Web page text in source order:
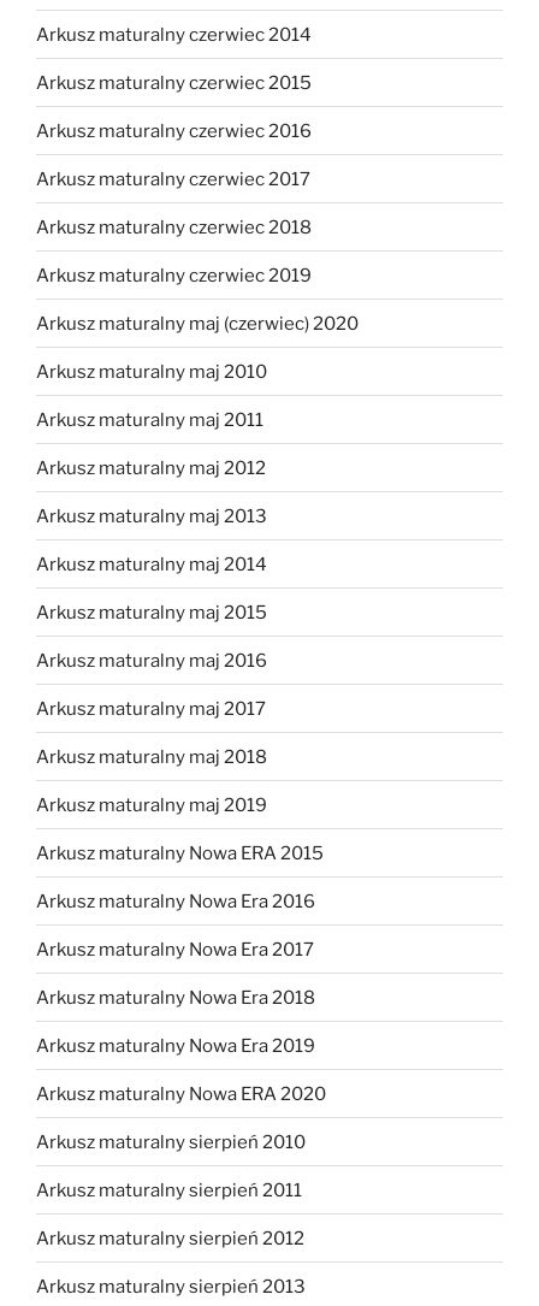
Arkusz maturalny czerwiec 2014
Arkusz maturalny czerwiec 2015
Arkusz maturalny czerwiec 2016
Arkusz maturalny czerwiec 2017
Arkusz maturalny czerwiec 2018
Arkusz maturalny czerwiec 2019
Arkusz maturalny maj (czerwiec) 2020
Arkusz maturalny maj 2010
Arkusz maturalny maj 2011
Arkusz maturalny maj 2012
Arkusz maturalny maj 2013
Arkusz maturalny maj 2014
Arkusz maturalny maj 2015
Arkusz maturalny maj 2016
Arkusz maturalny maj 2017
Arkusz maturalny maj 2018
Arkusz maturalny maj 2019
Arkusz maturalny Nowa ERA 2015
Arkusz maturalny Nowa Era 2016
Arkusz maturalny Nowa Era 2017
Arkusz maturalny Nowa Era 2018
Arkusz maturalny Nowa Era 2019
Arkusz maturalny Nowa ERA 2020
Arkusz maturalny sierpień 2010
Arkusz maturalny sierpień 2011
Arkusz maturalny sierpień 2012
Arkusz maturalny sierpień 2013